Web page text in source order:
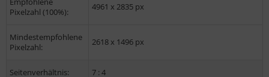
Pixelzahl (100%):
4961 x 2835 px
Mindestempfohlene
Pixelzahl:
2618 x 1496 px
Seitenverhältnis: 7 : 4